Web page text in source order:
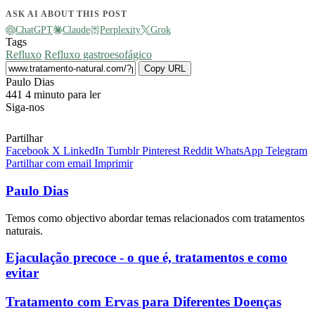
ASK AI ABOUT THIS POST
ChatGPT Claude Perplexity Grok
Tags
Refluxo Refluxo gastroesofágico
Copy URL
Paulo DiasSend
an
441 4 minuto para ler
Siga-nos
Partilhar
Facebook X LinkedIn Tumblr Pinterest Reddit WhatsApp Telegram
Partilhar com email Imprimir
Paulo Dias
Temos como objectivo abordar temas relacionados com tratamentos
naturais.
Ejaculação
precoce
-
que
Ejaculação precoce - o que é, tratamentos e como
evitar
Tratamento
Tratamento com Ervas para Diferentes Doenças